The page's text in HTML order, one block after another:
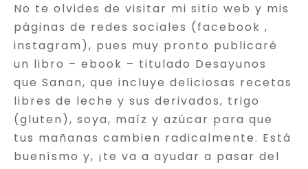
No te olvides de visitar mi sitio web y mis
páginas de redes sociales (facebook ,
instagram), pues muy pronto publicaré
un libro – ebook – titulado Desayunos
que Sanan, que incluye deliciosas recetas
libres de leche y sus derivados, trigo
(gluten), soya, maíz y azúcar para que
tus mañanas cambien radicalmente. Está
buenísmo y, ¡te va a ayudar a pasar del